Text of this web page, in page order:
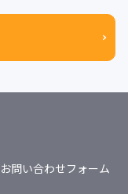
問い合わせフォーム